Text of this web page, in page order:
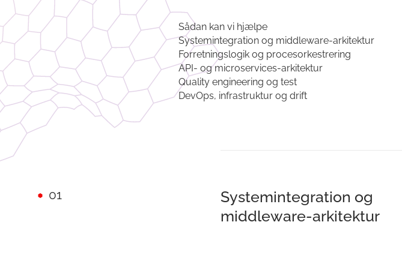
Sådan kan vi hjælpe
Systemintegration og middleware-arkitektur
Forretningslogik og procesorkestrering
API- og microservices-arkitektur
Quality engineering og test
DevOps, infrastruktur og drift
01
Systemintegration og
middleware-arkitektur